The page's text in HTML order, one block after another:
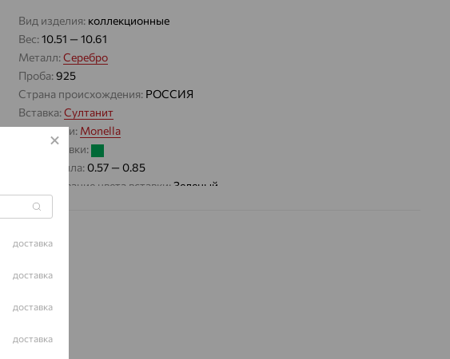
Вид изделия: коллекционные
Вес:10.51 — 10.61
Металл:Серебро
Проба:925
Страна происхождения: РОССИЯ
Вставка:Султанит
Коллекции: Monella
Цвет вставки:
Вес металла:0.57 — 0.85
Наименование цвета вставки:Зеленый
Характеристика вставки:
ЦВЕТ
доставка
доставка
доставка
доставка